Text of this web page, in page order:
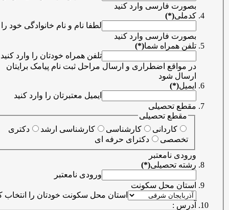
بصورت فارسی وارد کنید
کدملی (*)
لطفا نام و نام خانوادگی خود را
بصورت فارسی وارد کنید
تلفن همراه شما (*)
تلفن همراه خودتان را وارد کنید تا
در مواقع اضطراری و ارسال مراحل ثبت نام پیامک برایتان
ارسال شود
ایمیل(*)
ایمیل معتبرتان را وارد کنید
مقطع تحصیلی
مقطع تحصیلی
کاردانی
کارشناسی کارشناسی ارشد
دکتری
تخصصی
دکترای حرفه ای
ورودی نامعتبر
رشته تحصیلی(*)
ورودی نامعتبر
استان محل سکونت
استان محل سکونت خودتان را انتخاب کنید
آدرس :